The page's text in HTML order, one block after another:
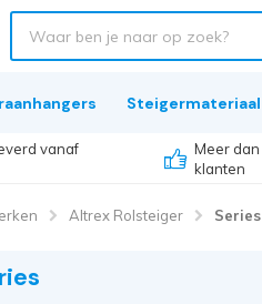
Steigermateriaal
vanaf
Meer dan
klanten
Altrex Rolsteiger Series